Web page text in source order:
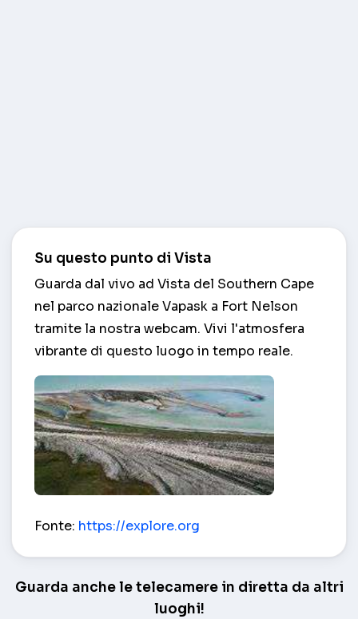
Su questo punto di Vista
Guarda dal vivo ad Vista del Southern Cape
nel parco nazionale Vapask a Fort Nelson
tramite la nostra webcam. Vivi l'atmosfera
vibrante di questo luogo in tempo reale.
Fonte: https://explore.org
Guarda anche le telecamere in diretta da altri
luoghi!